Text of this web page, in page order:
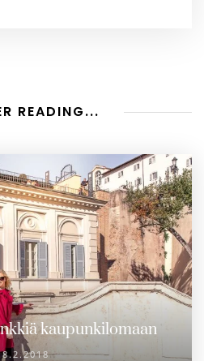
READING...
kaupunkilomaan